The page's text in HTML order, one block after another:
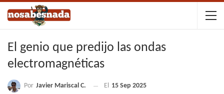
El genio que predijo las ondas
electromagnéticas
Por Javier Mariscal C. El 15 Sep 2025